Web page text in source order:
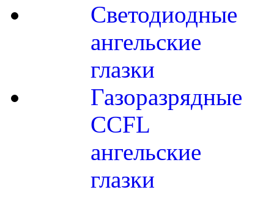
Светодиодные
ангельские
глазки
Газоразрядные
CCFL
ангельские
глазки